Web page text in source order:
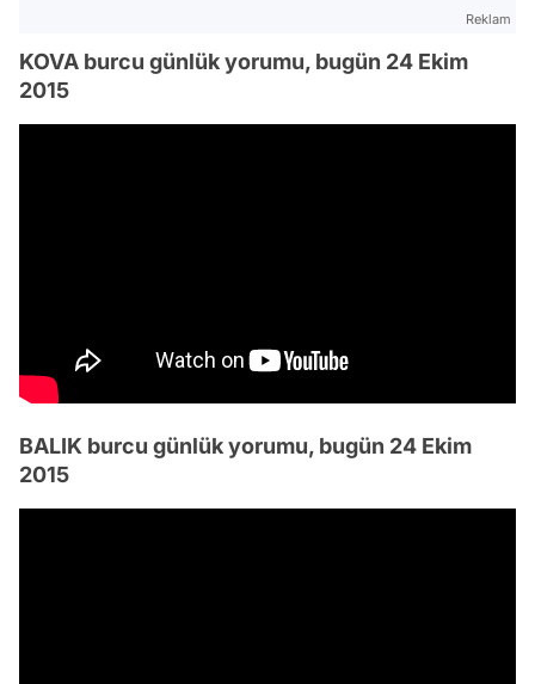
Reklam
KOVA burcu günlük yorumu, bugün 24 Ekim
2015
BALIK burcu günlük yorumu, bugün 24 Ekim
2015